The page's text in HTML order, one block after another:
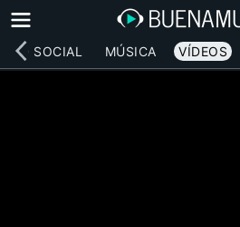
RED SOCIAL MÚSICA VÍDEOS